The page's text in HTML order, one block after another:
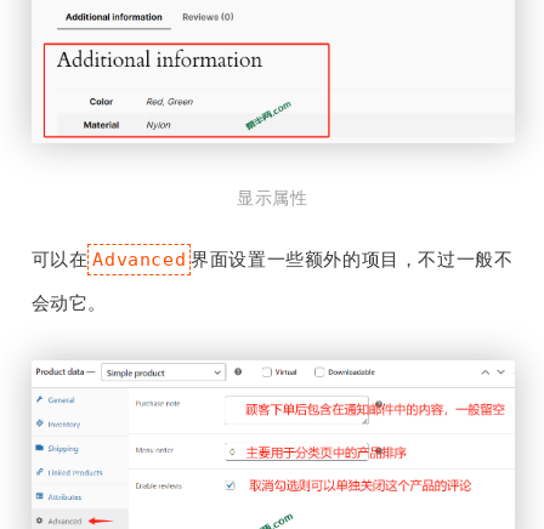
显示属性
可以在 Advanced 界面设置一些额外的项目，不过一般不
会动它。